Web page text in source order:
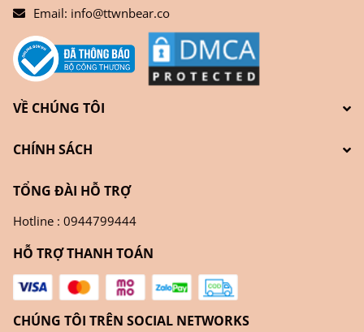
Email: info@ttwnbear.co
VỀ CHÚNG TÔI
CHÍNH SÁCH
TỔNG ĐÀI HỖ TRỢ
Hotline : 0944799444
HỖ TRỢ THANH TOÁN
CHÚNG TÔI TRÊN SOCIAL NETWORKS